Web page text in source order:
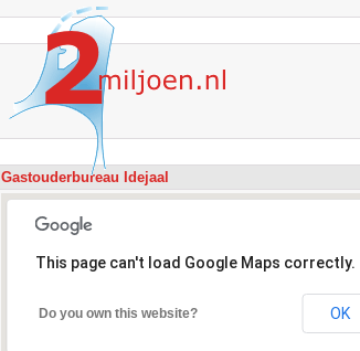
Gastouderbureau Idejaal
This page can't load Google Maps correctly.
Do you own this website? OK